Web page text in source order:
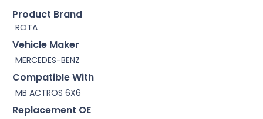
Product Brand
ROTA
Vehicle Maker
MERCEDES-BENZ
Compatible With
MB ACTROS 6X6
Replacement OE